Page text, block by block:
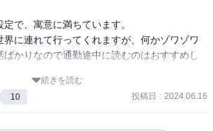
いたのだ‥
、太陽がいたずら少女の　　　　　　　よ
そして泡立つ古い酒を入れた水がめの底に、
で、寓意に満ちています。
に連れて行ってくれますが、何かゾワゾワ
ばかりなので通勤途中に読むのはおすすめし
続きを読む
10 投稿日 : 2024.06.16